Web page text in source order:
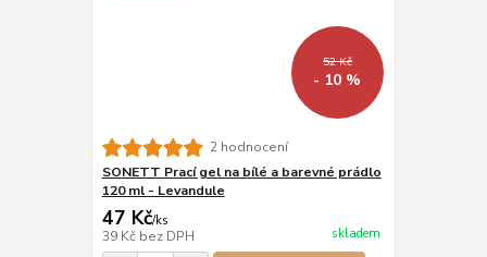
52 Kč
- 10 %
2 hodnocení
SONETT Prací gel na bílé a barevné prádlo
120 ml - Levandule
47 Kč/ks
39 Kč bez DPH skladem